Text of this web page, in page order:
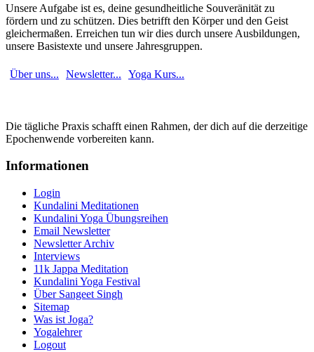
Unsere Aufgabe ist es, deine gesundheitliche Souveränität zu
fördern und zu schützen. Dies betrifft den Körper und den Geist
gleichermaßen. Erreichen tun wir dies durch unsere Ausbildungen,
unsere Basistexte und unsere Jahresgruppen.
Über uns... Newsletter... Yoga Kurs...
Die tägliche Praxis schafft einen Rahmen, der dich auf die derzeitige
Epochenwende vorbereiten kann.
Informationen
Login
Kundalini Meditationen
Kundalini Yoga Übungsreihen
Email Newsletter
Newsletter Archiv
Interviews
11k Jappa Meditation
Kundalini Yoga Festival
Über Sangeet Singh
Sitemap
Was ist Joga?
Yogalehrer
Logout